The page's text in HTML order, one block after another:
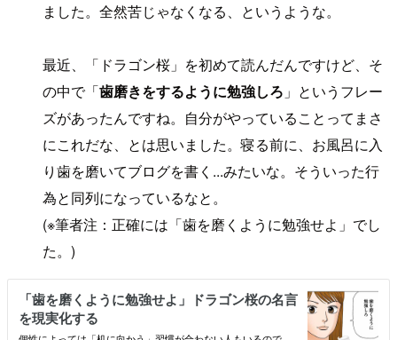
ました。全然苦じゃなくなる、というような。
最近、「ドラゴン桜」を初めて読んだんですけど、そ
の中で「歯磨きをするように勉強しろ 」というフレー
ズがあったんですね。自分がやっていることってまさ
にこれだな、とは思いました。寝る前に、お風呂に入
り歯を磨いてブログを書く...みたいな。そういった行
為と同列になっているなと。
(※筆者注：正確には「歯を磨くように勉強せよ」でし
た。)